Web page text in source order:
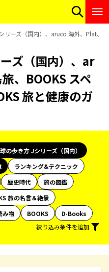
リーズ（国内）、aruco 海外、Plat、
ズ（国内）、ar
、BOOKS スペ
旅と健康のガ
の歩き方 Jシリーズ（国内）
ランキング&テクニック
歴史時代
旅の図鑑
旅の名言＆絶景
み物 BOOKS
D-Books
絞り込み条件を追加